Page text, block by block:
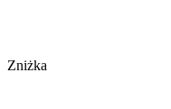
Zniżka